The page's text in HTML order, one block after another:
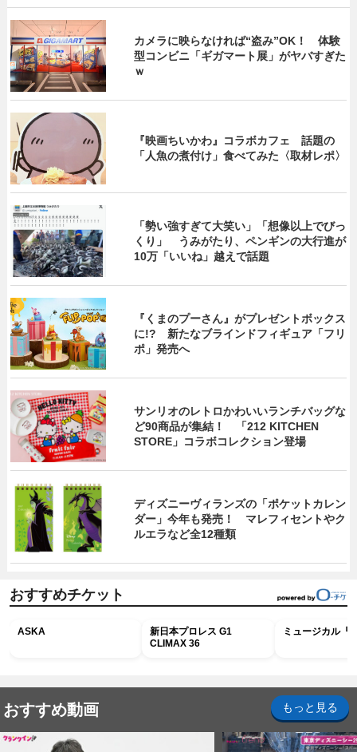
カメラに映らなければ“盗み”OK！ 体験
型コンビニ「ギガマート展」がヤバすぎた
ｗ
『映画ちいかわ』コラボカフェ 話題の
「人魚の煮付け」食べてみた〈取材レポ〉
「勢い強すぎて大笑い」「想像以上でびっ
くり」 うみがたり、ペンギンの大行進が
10万「いいね」越えで話題
『くまのプーさん』がプレゼントボックス
に!? 新たなブラインドフィギュア「フリ
ポ」発売へ
サンリオのレトロかわいいランチバッグな
ど90商品が集結！ 「212 KITCHEN
STORE」コラボコレクション登場
ディズニーヴィランズの「ポケットカレン
ダー」今年も発売！ マレフィセントやク
ルエラなど全12種類
おすすめチケット
ASKA
新日本プロレス G1
CLIMAX 36
ミュージカル『
おすすめ動画 もっと見る